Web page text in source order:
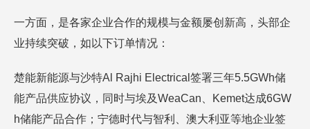
一方面，是各家企业合作的规模与金额屡创新高，头部企
业持续突破，如以下订单情况：
楚能新能源与沙特Al Rajhi Electrical签署三年5.5GWh储
能产品供应协议，同时与埃及WeaCan、Kemet达成6GW
h储能产品合作；宁德时代与智利、澳大利亚等地企业签